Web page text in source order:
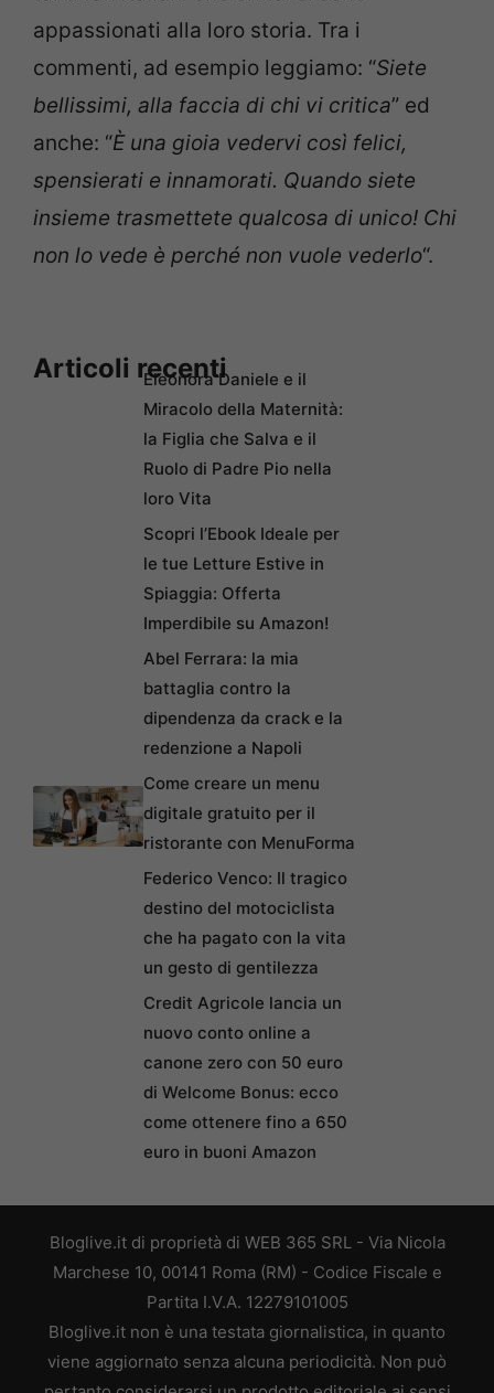
appassionati alla loro storia. Tra i
commenti, ad esempio leggiamo: “Siete
bellissimi, alla faccia di chi vi critica” ed
anche: “È una gioia vedervi così felici,
spensierati e innamorati. Quando siete
insieme trasmettete qualcosa di unico! Chi
non lo vede è perché non vuole vederlo“.
Articoli recentiEleonora Daniele e il
Miracolo della Maternità:
la Figlia che Salva e il
Ruolo di Padre Pio nella
loro Vita
Scopri l’Ebook Ideale per
le tue Letture Estive in
Spiaggia: Offerta
Imperdibile su Amazon!
Abel Ferrara: la mia
battaglia contro la
dipendenza da crack e la
redenzione a Napoli
Come creare un menu
digitale gratuito per il
ristorante con MenuForma
Federico Venco: Il tragico
destino del motociclista
che ha pagato con la vita
un gesto di gentilezza
Credit Agricole lancia un
nuovo conto online a
canone zero con 50 euro
di Welcome Bonus: ecco
come ottenere fino a 650
euro in buoni Amazon
Bloglive.it di proprietà di WEB 365 SRL - Via Nicola
Marchese 10, 00141 Roma (RM) - Codice Fiscale e
Partita I.V.A. 12279101005
Bloglive.it non è una testata giornalistica, in quanto
viene aggiornato senza alcuna periodicità. Non può